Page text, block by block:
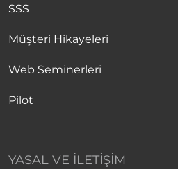
SSS
Müşteri Hikayeleri
Web Seminerleri
Pilot
YASAL VE İLETIŞIM